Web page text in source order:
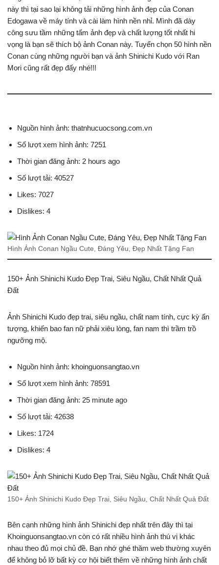
này thì tại sao lại không tải những hình ảnh đẹp của Conan
Edogawa về máy tính và cài làm hình nền nhỉ. Mình đã dày
công sưu tầm những tấm ảnh đẹp và chất lượng tốt nhất hi
vọng là bạn sẽ thích bộ ảnh Conan này. Tuyển chọn 50 hình nền
Conan cùng những người bạn và ảnh Shinichi Kudo với Ran
Mori cũng rất đẹp đấy nhé!!!
Nguồn hình ảnh: thatnhucuocsong.com.vn
Số lượt xem hình ảnh: 7251
Thời gian đăng ảnh: 2 hours ago
Số lượt tải: 40527
Likes: 7027
Dislikes: 4
Hình Ảnh Conan Ngầu Cute, Đáng Yêu, Đẹp Nhất Tặng Fan
150+ Ảnh Shinichi Kudo Đẹp Trai, Siêu Ngầu, Chất Nhất Quả
Đất
Ảnh Shinichi Kudo đẹp trai, siêu ngầu, chất nam tính, cực kỳ ấn
tượng, khiến bao fan nữ phải xiêu lòng, fan nam thì trầm trồ
ngưỡng mộ.
Nguồn hình ảnh: khoinguonsangtao.vn
Số lượt xem hình ảnh: 78591
Thời gian đăng ảnh: 25 minute ago
Số lượt tải: 42638
Likes: 1724
Dislikes: 4
150+ Ảnh Shinichi Kudo Đẹp Trai, Siêu Ngầu, Chất Nhất Quả Đất
Bên cạnh những hình ảnh Shinichi đẹp nhất trên đây thì tại
Khoinguonsangtao.vn còn có rất nhiều hình ảnh thú vị khác
nhau theo đủ mọi chủ đề. Bạn nhớ ghé thăm web thường xuyên
để không bỏ lỡ bất kỳ cơ hội biết thêm về những hình ảnh chất